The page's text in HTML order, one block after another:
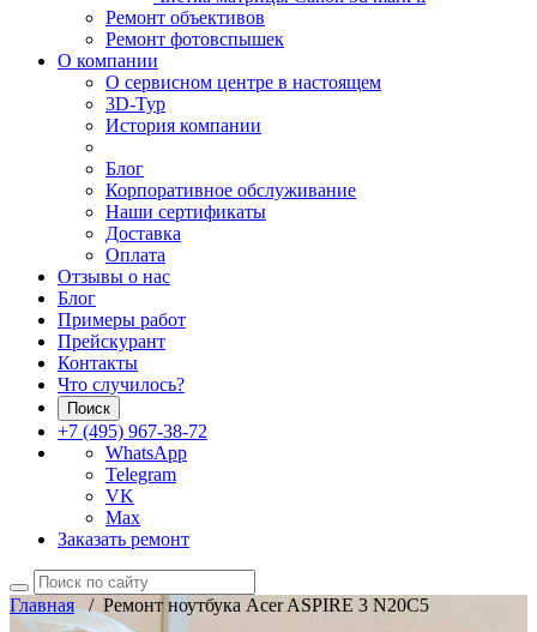
Ремонт объективов
Ремонт фотовспышек
О компании
О сервисном центре в настоящем
3D-Тур
История компании
Блог
Корпоративное обслуживание
Наши сертификаты
Доставка
Оплата
Отзывы о нас
Блог
Примеры работ
Прейскурант
Контакты
Что случилось?
Поиск
+7 (495) 967-38-72
WhatsApp
Telegram
VK
Max
Заказать ремонт
Главная/ Ремонт ноутбука Acer ASPIRE 3 N20C5